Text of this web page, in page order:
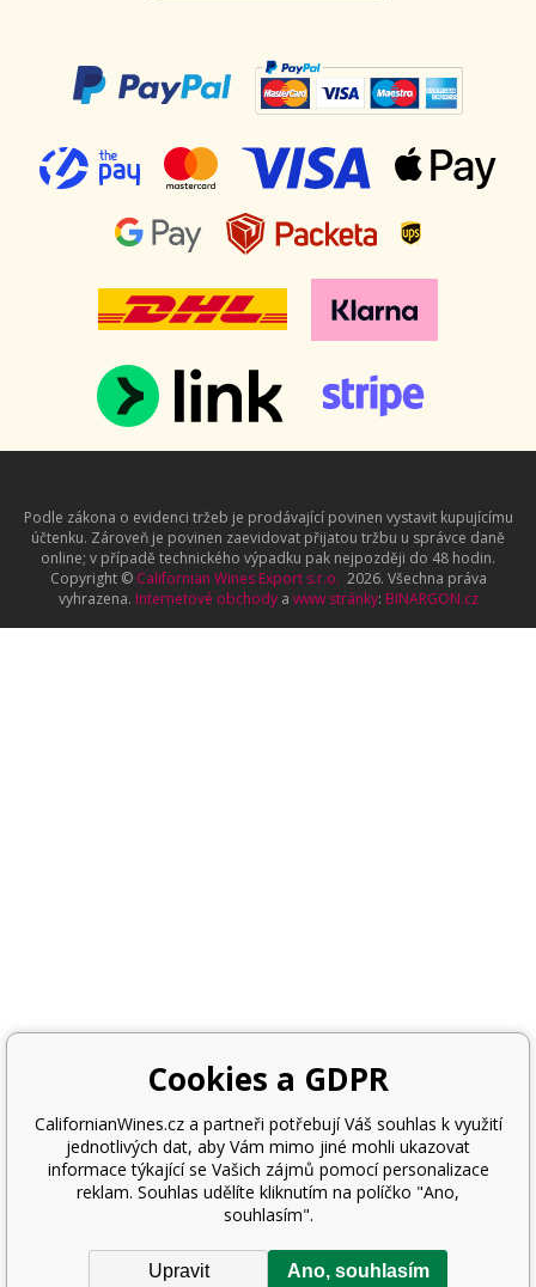
Podle zákona o evidenci tržeb je prodávající povinen vystavit kupujícímu
účtenku. Zároveň je povinen zaevidovat přijatou tržbu u správce daně
online; v případě technického výpadku pak nejpozději do 48 hodin.
Copyright © Californian Wines Export s.r.o. 2026. Všechna práva
vyhrazena. Internetové obchodya www stránky: BINARGON.cz
Cookies a GDPR
CalifornianWines.cz a partneři potřebují Váš souhlas k využití
jednotlivých dat, aby Vám mimo jiné mohli ukazovat
informace týkající se Vašich zájmů pomocí personalizace
reklam. Souhlas udělíte kliknutím na políčko "Ano,
souhlasím".
Ano, souhlasím
Upravit